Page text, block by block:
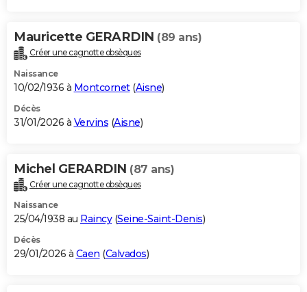
Mauricette GERARDIN (89 ans)
Créer une cagnotte obsèques
Naissance
10/02/1936 à Montcornet(Aisne)
Décès
31/01/2026 à Vervins (Aisne)
Michel GERARDIN (87 ans)
Créer une cagnotte obsèques
Naissance
25/04/1938 au Raincy(Seine-Saint-Denis)
Décès
29/01/2026 à Caen (Calvados)